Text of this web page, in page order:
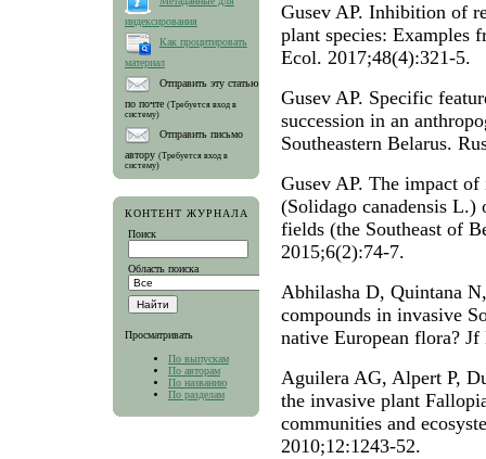
индексирования
Как процитировать
материал
Отправить эту статью
по почте (Требуется вход в
систему)
Отправить письмо
автору (Требуется вход в
систему)
КОНТЕНТ ЖУРНАЛА
Поиск
Область поиска
Просматривать
По выпускам
По авторам
По названию
По разделам
Gusev AP. Inhibition of
plant species: Examples
Ecol. 2017;48(4):321-5.
Gusev AP. Specific
succession in an
Southeastern Belarus.
Gusev AP. The impact
(Solidago canadensis L.)
fields (the Southeast of
2015;6(2):74-7.
Abhilasha D, Quintana
compounds in invasive
native European flora?
Aguilera AG, Alpert P,
the invasive plant
communities and
2010;12:1243-52.